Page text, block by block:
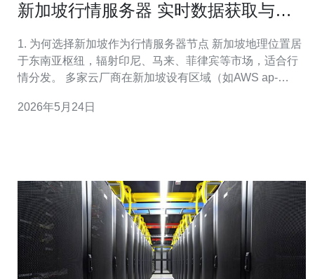
新加坡行情服务器 实时数据获取与稳
1. 为何选择新加坡作为行情服务器节点 新加坡地理位置居
于东南亚枢纽，辐射印尼、马来、菲律宾等市场，适合行
情分发。 多家云厂商在新加坡设有区域（如AWS ap-
足，通常机房到区域骨干延迟低于20ms（上海到新加坡约
2026年5月24日